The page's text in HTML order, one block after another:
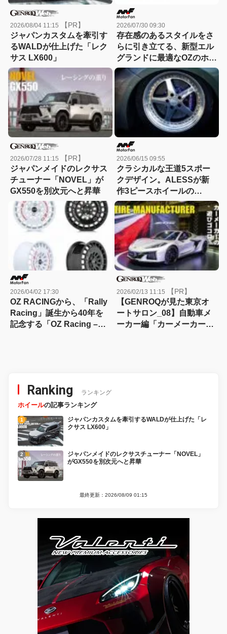
2026/08/04 11:15 【PR】
ジャパンカスタムを牽引す
るWALDが仕上げた「レク
サス LX600」
2026/07/30 09:30
存在感のあるスタイルをさ
らに引き立てる、新型エル
グランドに最適なOZのホイ
ール
2026/07/28 11:15 【PR】
ジャパンメイドのレクサス
チューナー「NOVEL」が
GX550を別次元へと昇華
2026/06/15 09:55
クラシカルな王道5スポー
クデザイン。ALESSが新
作3ピースホイールの
ROZEL「FEARLESS」を
新発売
2026/04/02 17:30
OZ RACINGから、「Rally
Racing」誕生から40年を
記念する「OZ Racing –
2026/02/13 11:15 【PR】
【GENROQが見た東京オ
ートサロン_08】自動車メ
ーカー編「カーメーカーの
Ranking ランキング
ホイールの記事ランキング
ジャパンカスタムを牽引するWALDが仕上げた「レ
クサス LX600」
ジャパンメイドのレクサスチューナー「NOVEL」
がGX550を別次元へと昇華
最終更新：2026/08/09 01:15